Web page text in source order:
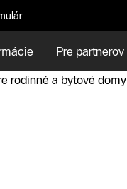
Pre partnerov
rodinné a bytové domy